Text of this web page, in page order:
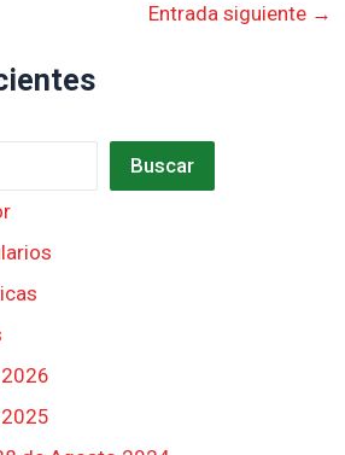
Entrada siguiente →
Buscar